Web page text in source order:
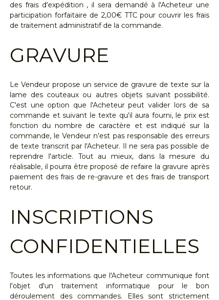
des frais d'expédition , il sera demandé à l'Acheteur une
participation forfaitaire de 2,00€ TTC pour couvrir les frais
de traitement administratif de la commande.
GRAVURE
Le Vendeur propose un service de gravure de texte sur la
lame des couteaux ou autres objets suivant possibilité.
C'est une option que l'Acheteur peut valider lors de sa
commande et suivant le texte qu'il aura fourni, le prix est
fonction du nombre de caractère et est indiqué sur la
commande, le Vendeur n'est pas responsable des erreurs
de texte transcrit par l'Acheteur. Il ne sera pas possible de
reprendre l'article. Tout au mieux, dans la mesure du
réalisable, il pourra être proposé de refaire la gravure après
paiement des frais de re-gravure et des frais de transport
retour.
INSCRIPTIONS
CONFIDENTIELLES
Toutes les informations que l'Acheteur communique font
l'objet d'un traitement informatique pour le bon
déroulement des commandes. Elles sont strictement